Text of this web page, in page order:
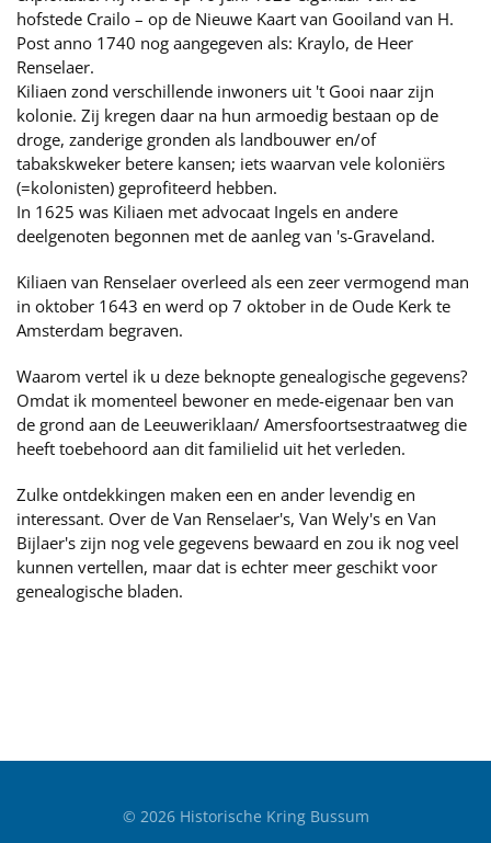
hofstede Crailo – op de Nieuwe Kaart van Gooiland van H.
Post anno 1740 nog aangegeven als: Kraylo, de Heer
Renselaer.
Kiliaen zond verschillende inwoners uit 't Gooi naar zijn
kolonie. Zij kregen daar na hun armoedig bestaan op de
droge, zanderige gronden als landbouwer en/of
tabakskweker betere kansen; iets waarvan vele koloniërs
(=kolonisten) geprofiteerd hebben.
In 1625 was Kiliaen met advocaat Ingels en andere
deelgenoten begonnen met de aanleg van 's-Graveland.
Kiliaen van Renselaer overleed als een zeer vermogend man
in oktober 1643 en werd op 7 oktober in de Oude Kerk te
Amsterdam begraven.
Waarom vertel ik u deze beknopte genealogische gegevens?
Omdat ik momenteel bewoner en mede-eigenaar ben van
de grond aan de Leeuweriklaan/ Amersfoortsestraatweg die
heeft toebehoord aan dit familielid uit het verleden.
Zulke ontdekkingen maken een en ander levendig en
interessant. Over de Van Renselaer's, Van Wely's en Van
Bijlaer's zijn nog vele gegevens bewaard en zou ik nog veel
kunnen vertellen, maar dat is echter meer geschikt voor
genealogische bladen.
© 2026Historische Kring Bussum